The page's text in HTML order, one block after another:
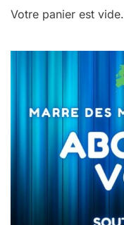
Votre panier est vide.